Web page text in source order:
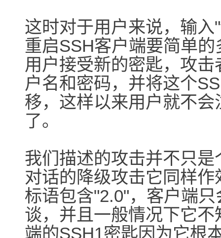
这时对于用户来说，输
重启SSH客户端要简单的
用户接受新的密匙，攻
户名和密码，并将这个
移，这样以来用户就不
了。
我们描述的攻击并不只
对话的降级攻击它同样作
标语包含"2.0"，客户端
谈，并且一般情况下它不
端的SSH1密匙因为它根